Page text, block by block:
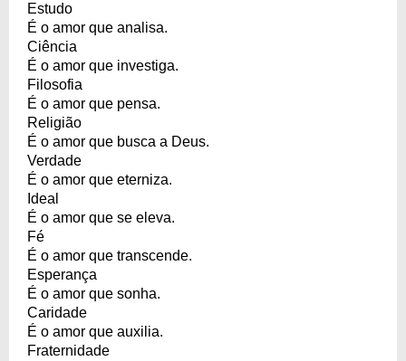
Estudo
É o amor que analisa.
Ciência
É o amor que investiga.
Filosofia
É o amor que pensa.
Religião
É o amor que busca a Deus.
Verdade
É o amor que eterniza.
Ideal
É o amor que se eleva.
Fé
É o amor que transcende.
Esperança
É o amor que sonha.
Caridade
É o amor que auxilia.
Fraternidade